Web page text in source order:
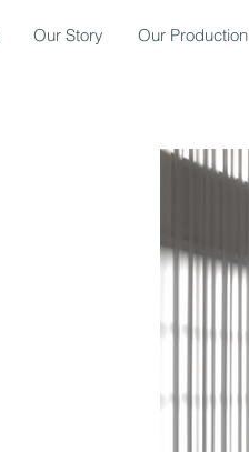
Our Story Our Production